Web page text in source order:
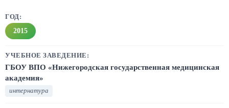
2015
ГБОУ ВПО «Нижегородская государственная медицинская
академия»
интернатура